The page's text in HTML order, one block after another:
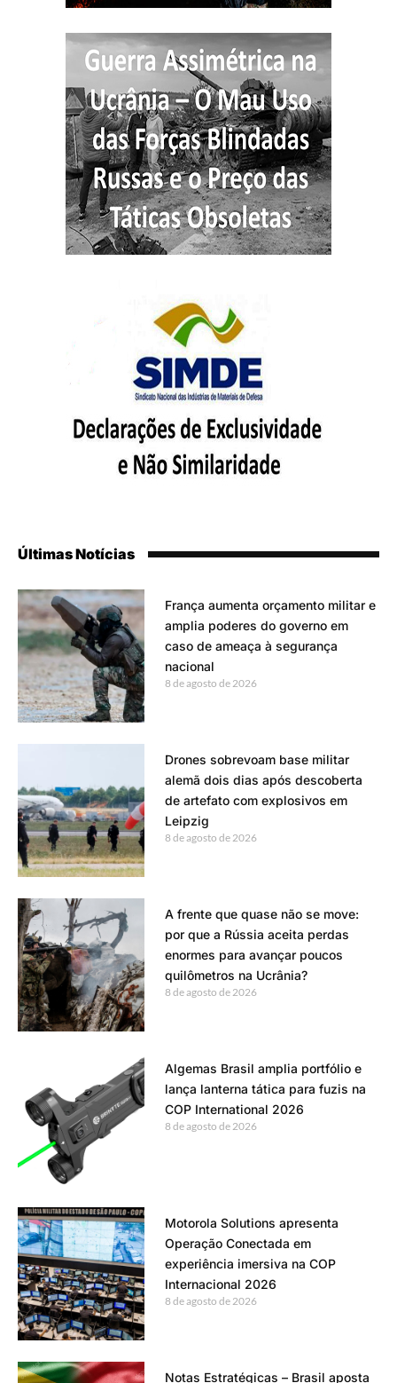
Últimas Notícias
França aumenta orçamento militar e
amplia poderes do governo em
caso de ameaça à segurança
nacional
8 de agosto de 2026
Drones sobrevoam base militar
alemã dois dias após descoberta
de artefato com explosivos em
Leipzig
8 de agosto de 2026
A frente que quase não se move:
por que a Rússia aceita perdas
enormes para avançar poucos
quilômetros na Ucrânia?
8 de agosto de 2026
Algemas Brasil amplia portfólio e
lança lanterna tática para fuzis na
COP International 2026
8 de agosto de 2026
Motorola Solutions apresenta
Operação Conectada em
experiência imersiva na COP
Internacional 2026
8 de agosto de 2026
Notas Estratégicas – Brasil aposta